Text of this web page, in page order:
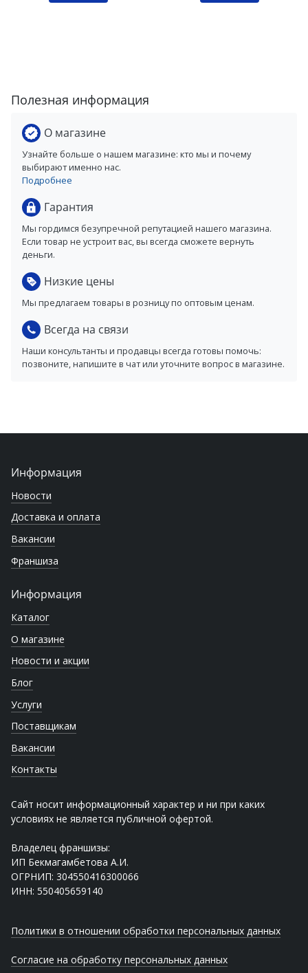
Полезная информация
О магазине
Узнайте больше о нашем магазине: кто мы и почему
выбирают именно нас.
Подробнее
Гарантия
Мы гордимся безупречной репутацией нашего магазина.
Если товар не устроит вас, вы всегда сможете вернуть
деньги.
Низкие цены
Мы предлагаем товары в розницу по оптовым ценам.
Всегда на связи
Наши консультанты и продавцы всегда готовы помочь:
позвоните, напишите в чат или уточните вопрос в магазине.
Информация
Новости
Доставка и оплата
Вакансии
Франшиза
Информация
Каталог
О магазине
Новости и акции
Блог
Услуги
Поставщикам
Вакансии
Контакты
Сайт носит информационный характер и ни при каких
условиях не является публичной офертой.
Владелец франшизы:
ИП Бекмагамбетова А.И.
ОГРНИП: 304550416300066
ИНН: 550405659140
Политики в отношении обработки персональных данных
Согласие на обработку персональных данных